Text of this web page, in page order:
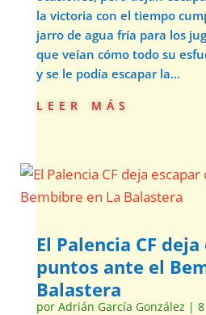
la victoria con el tiempo
jarro de agua fría para los
que veían cómo todo su
y se le podía escapar la...
leer más
El Palencia CF
puntos ante el
Balastera
por Adrián García González |